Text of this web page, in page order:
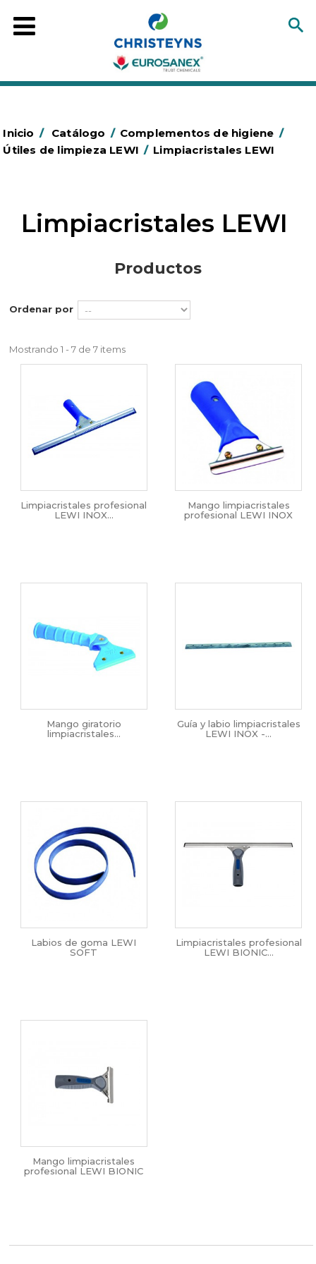
Inicio / Catálogo / Complementos de higiene /
Útiles de limpieza LEWI / Limpiacristales LEWI
Limpiacristales LEWI
Productos
Ordenar por
Mostrando 1 - 7 de 7 items
Limpiacristales profesional
LEWI INOX...
Mango limpiacristales
profesional LEWI INOX
Mango giratorio
limpiacristales...
Guía y labio limpiacristales
LEWI INOX -...
Labios de goma LEWI
SOFT
Limpiacristales profesional
LEWI BIONIC...
Mango limpiacristales
profesional LEWI BIONIC